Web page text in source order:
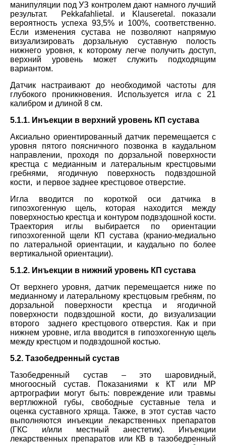
манипуляции под УЗ контролем дают намного лучший
результат.
Pekkafahlietal . и Klauseretal . показали
вероятность успеха 93,5% и 100%, соответственно.
Если изменения сустава не позволяют напрямую
визуализировать дорзальную суставную полость
нижнего уровня, к которому легче получить доступ,
верхний уровень может служить подходящим
вариантом.
Датчик настраивают до необходимой частоты для
глубокого проникновения. Используется игла с 21
калибром и длиной 8 см.
5.1.1. Инъекции в верхний уровень КП сустава
Аксиально ориентированный датчик перемещается с
уровня пятого поясничного позвонка в каудальном
направлении, проходя по дорзальной поверхности
крестца с медианным и латеральным крестцовыми
гребнями, ягодичную поверхность подвздошной
кости, и первое заднее крестцовое отверстие.
Игла вводится по короткой оси датчика в
гипоэхогенную щель, которая находится между
поверхностью крестца и контуром подвздошной кости.
Траектория иглы выбирается по ориентации
гипоэхогенной щели КП сустава (кранио-медиально
по латеральной ориентации, и каудально по более
вертикальной ориентации).
5.1.2. Инъекции в нижний уровень КП сустава
От верхнего уровня, датчик перемещается ниже по
медианному и латеральному крестцовым гребням, по
дорзальной поверхности крестца и ягодичной
поверхности подвздошной кости, до визуализации
второго заднего крестцового отверстия. Как и при
нижнем уровне, игла вводится в гипоэхогенную щель
между крестцом и подвздошной костью.
5.2. Тазобедренный сустав
Тазобедренный сустав – это шаровидный,
многоосный сустав. Показаниями к КТ или МР
артрографии могут быть: повреждение или травмы
вертлюжной губы, свободные суставные тела и
оценка суставного хряща. Также, в этот сустав часто
выполняются инъекции лекарственных препаратов
(ГКС и/или местный анестетик). Инъекции
лекарственных препаратов или КВ в тазобедренный